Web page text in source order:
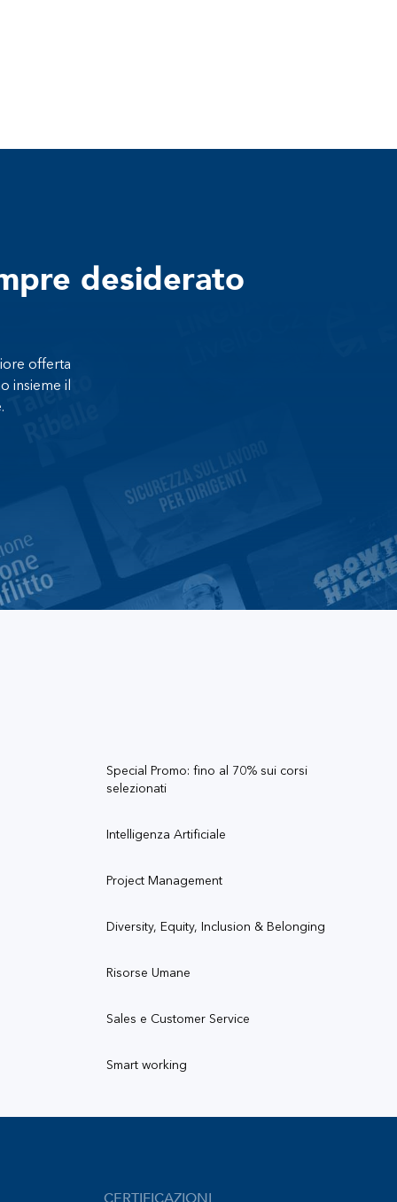
desiderato
offerta
insieme il
Special Promo: fino al 70% sui corsi
selezionati
Intelligenza Artificiale
Project Management
Diversity, Equity, Inclusion & Belonging
Risorse Umane
Sales e Customer Service
Smart working